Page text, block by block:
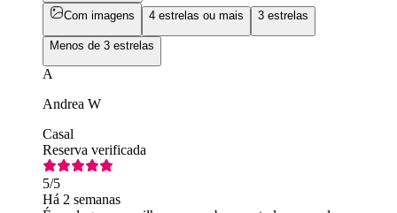
Com imagens 4 estrelas ou mais 3 estrelas
Menos de 3 estrelas
A
Andrea W
Casal
Reserva verificada
5/5
Há 2 semanas